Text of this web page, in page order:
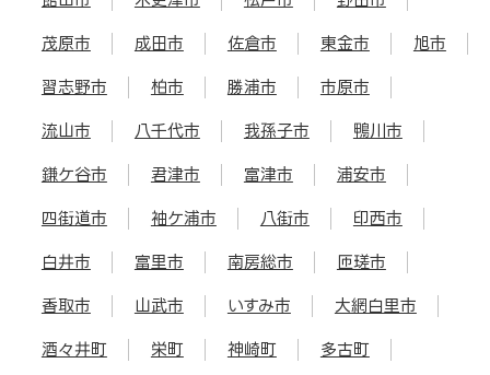
茂原市 成田市 佐倉市 東金市 旭市
習志野市 柏市 勝浦市 市原市
流山市 八千代市 我孫子市 鴨川市
鎌ケ谷市 君津市 富津市 浦安市
四街道市 袖ケ浦市 八街市 印西市
白井市 富里市 南房総市 匝瑳市
香取市 山武市 いすみ市 大網白里市
酒々井町 栄町 神崎町 多古町